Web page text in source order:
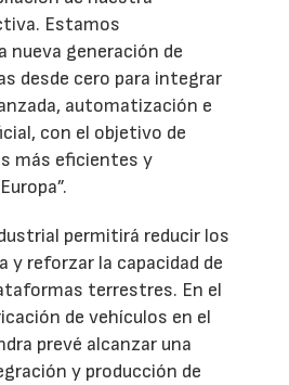
Estamos
nueva generación de
desde cero para integrar
automatización e
con el objetivo de
más eficientes y
permitirá reducir los
y reforzar la capacidad de
terrestres. En el
de vehículos en el
prevé alcanzar una
y producción de